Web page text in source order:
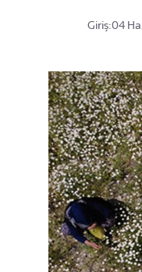
Giriş:04